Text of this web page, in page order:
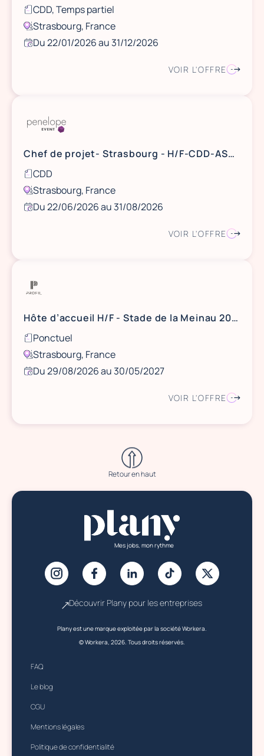
CDD, Temps partiel
Strasbourg, France
Du 22/01/2026 au 31/12/2026
VOIR L'OFFRE
Chef de projet- Strasbourg - H/F-CDD-ASAP jusqu’au 1er septembre 2026 (reconductible) – entre 2500 € et 3000 € brut selon profils.
CDD
Strasbourg, France
Du 22/06/2026 au 31/08/2026
VOIR L'OFFRE
Hôte d’accueil H/F - Stade de la Meinau 2026-2027
Ponctuel
Strasbourg, France
Du 29/08/2026 au 30/05/2027
VOIR L'OFFRE
Retour en haut
Mes jobs, mon rythme
Découvrir Plany pour les entreprises
Plany est une marque exploitée par la société Workera.
© Workera, 2026. Tous droits réservés.
FAQ
Le blog
CGU
Mentions légales
Politique de confidentialité